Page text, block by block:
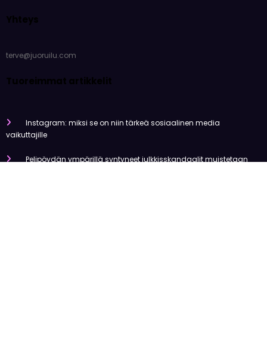
Yhteys
terve@juoruilu.com
Tuoreimmat artikkelit
Instagram: miksi se on niin tärkeä sosiaalinen media
vaikuttajille
Pelipöydän ympärillä syntyneet julkkisskandaalit muistetaan